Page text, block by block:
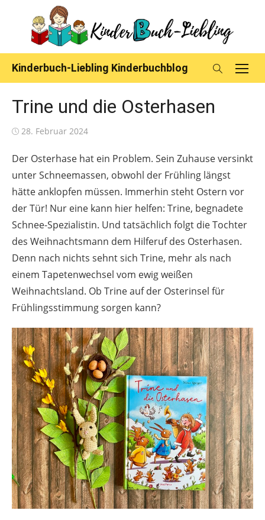
content
Kinderbuch-Liebling Kinderbuchblog
Trine und die Osterhasen
Posted
28. Februar 2024
Der Osterhase hat ein Problem. Sein Zuhause versinkt
unter Schneemassen, obwohl der Frühling längst
hätte anklopfen müssen. Immerhin steht Ostern vor
der Tür! Nur eine kann hier helfen: Trine, begnadete
Schnee-Spezialistin. Und tatsächlich folgt die Tochter
des Weihnachtsmann dem Hilferuf des Osterhasen.
Denn nach nichts sehnt sich Trine, mehr als nach
einem Tapetenwechsel vom ewig weißen
Weihnachtsland. Ob Trine auf der Osterinsel für
Frühlingsstimmung sorgen kann?